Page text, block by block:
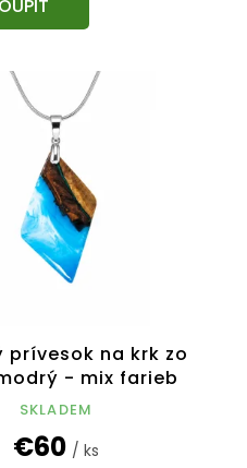
prívesok na krk zo
- mix farieb
SKLADEM
€60 / ks